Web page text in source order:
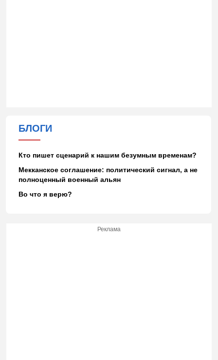
БЛОГИ
Кто пишет сценарий к нашим безумным временам?
Мекканское соглашение: политический сигнал, а не
полноценный военный альян
Во что я верю?
Реклама